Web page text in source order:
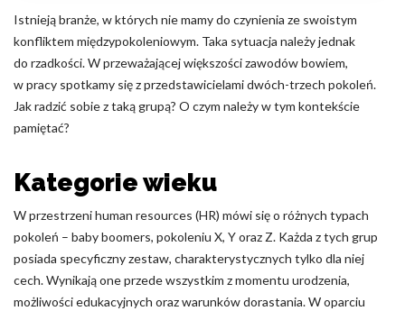
Istnieją branże, w których nie mamy do czynienia ze swoistym
konfliktem międzypokoleniowym. Taka sytuacja należy jednak
do rzadkości. W przeważającej większości zawodów bowiem,
w pracy spotkamy się z przedstawicielami dwóch-trzech pokoleń.
Jak radzić sobie z taką grupą? O czym należy w tym kontekście
pamiętać?
Kategorie wieku
W przestrzeni human resources (HR) mówi się o różnych typach
pokoleń – baby boomers, pokoleniu X, Y oraz Z. Każda z tych grup
posiada specyficzny zestaw, charakterystycznych tylko dla niej
cech. Wynikają one przede wszystkim z momentu urodzenia,
możliwości edukacyjnych oraz warunków dorastania. W oparciu
Marketing
Marketingowe pliki cookie stosowane są w celu śledzenia
użytkowników na stronach internetowych. Celem jest
wyświetlanie reklam, które są istotne i interesujące dla
poszczególnych użytkowników i tym samym bardziej cenne dla
wydawców i reklamodawców strony trzeciej.
Nieklasyfikowane
Nieklasyfikowane pliki cookie, to pliki, które są w procesie
klasyfikowania, wraz z dostawcami poszczególnych ciasteczek.
Odrzuć